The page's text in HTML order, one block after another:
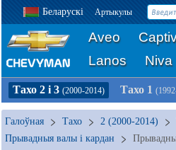
Беларускі Артыкулы
Aveo
Lanos
Niva
Тахо 2 і 3 (2000-2014) Тахо 1
Галоўная Тахо 2 (2000-2014)
Прывадныя валы і кардан